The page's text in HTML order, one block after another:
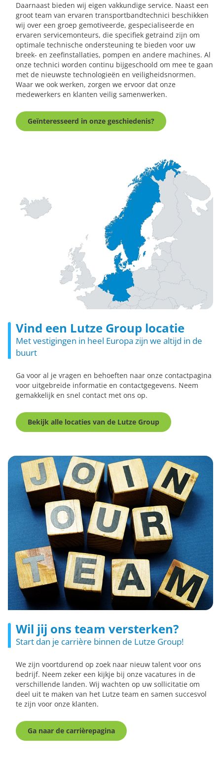
Daarnaast bieden wij eigen vakkundige service. Naast een
groot team van ervaren transportbandtechnici beschikken
wij over een groep gemotiveerde, gespecialiseerde en
ervaren servicemonteurs, die specifiek getraind zijn om
optimale technische ondersteuning te bieden voor uw
breek- en zeefinstallaties, pompen en andere machines. Al
onze technici worden continu bijgeschoold om mee te gaan
met de nieuwste technologieën en veiligheidsnormen.
Waar we ook werken, zorgen we ervoor dat onze
medewerkers en klanten veilig samenwerken.
Geïnteresseerd in onze geschiedenis?
Vind een Lutze Group locatie
Met vestigingen in heel Europa zijn we altijd in de
buurt
Ga voor al je vragen en behoeften naar onze contactpagina
voor uitgebreide informatie en contactgegevens. Neem
gemakkelijk en snel contact met ons op.
Bekijk alle locaties van de Lutze Group
Wil jij ons team versterken?
Start dan je carrière binnen de Lutze Group!
We zijn voortdurend op zoek naar nieuw talent voor ons
bedrijf. Neem zeker een kijkje bij onze vacatures in de
verschillende landen. Wij wachten op uw sollicitatie om
deel uit te maken van het Lutze team en samen succesvol
te zijn voor onze klanten.
Ga naar de carrièrepagina